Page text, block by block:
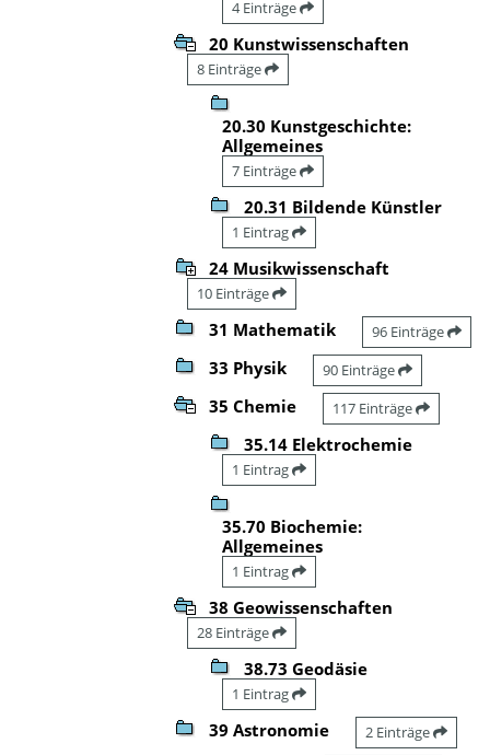
4 Einträge
20 Kunstwissenschaften
8 Einträge
20.30 Kunstgeschichte:
Allgemeines
7 Einträge
20.31 Bildende Künstler
1 Eintrag
24 Musikwissenschaft
10 Einträge
31 Mathematik 96 Einträge
33 Physik 90 Einträge
35 Chemie 117 Einträge
35.14 Elektrochemie
1 Eintrag
35.70 Biochemie:
Allgemeines
1 Eintrag
38 Geowissenschaften
28 Einträge
38.73 Geodäsie
1 Eintrag
39 Astronomie 2 Einträge